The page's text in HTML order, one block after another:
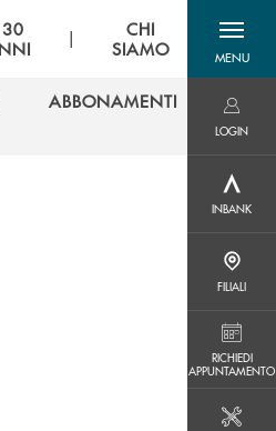
|
CHI
SIAMO
MENU
LOGIN
LOGIN
INBANK
FILIALI
RICHIEDI
APPUNTAMENTO
ABBONAMENTI